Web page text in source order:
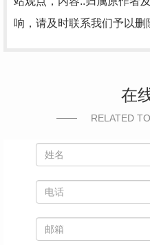
响，请及时联系我们予以删
在
RELATED